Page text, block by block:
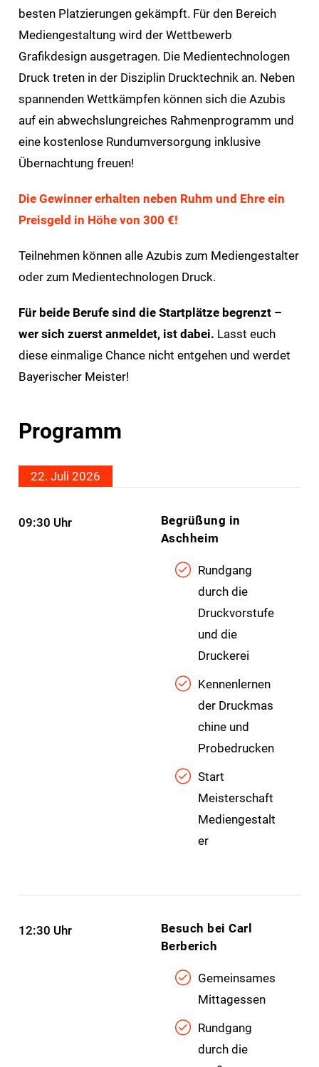
besten Platzierungen gekämpft. Für den Bereich
Mediengestaltung wird der Wettbewerb
Grafikdesign ausgetragen. Die Medientechnologen
Druck treten in der Disziplin Drucktechnik an. Neben
spannenden Wettkämpfen können sich die Azubis
auf ein abwechslungreiches Rahmen­programm und
eine kostenlose Rundumversorgung inklusive
Übernachtung freuen!
Die Gewinner erhalten neben Ruhm und Ehre ein
Preisgeld in Höhe von 300 €!
Teilnehmen können alle Azubis zum Mediengestalter
oder zum Medientechnologen Druck.
Für beide Berufe sind die Startplätze begrenzt –
wer sich zuerst anmeldet, ist dabei. Lasst euch
diese einmalige Chance nicht entgehen und werdet
Bayerischer Meister!
Programm
22. Juli 2026
09:30 Uhr
Begrüßung in
Aschheim
Rundgang
durch die
Druckvorstufe
und die
Druckerei
Kennenlernen
der Druckmas
chine und
Probedrucken
Start
Meisterschaft
Mediengestalt
er
12:30 Uhr
Besuch bei Carl
Berberich
Gemeinsames
Mittagessen
Rundgang
durch die